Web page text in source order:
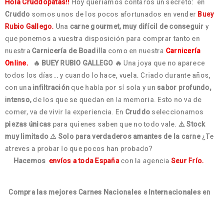
Hola Cruddópatas!! Hoy queríamos contaros un secreto: en
Cruddo somos unos de los pocos afortunados en vender Buey
Rubio Gallego. Una carne gourmet, muy difícil de conseguir y
que ponemos a vuestra disposición para comprar tanto en
nuestra Carnicería de Boadilla como en nuestra Carnicería
Online.
🔥 BUEY RUBIO GALLEGO 🔥 Una joya que no aparece
todos los días… y cuando lo hace, vuela. Criado durante años,
con una infiltración que habla por sí sola y un sabor profundo,
intenso,de los que se quedan en la memoria. Esto no va de
comer, va de vivir la experiencia. En Cruddo seleccionamos
piezas únicas para quienes saben que no todo vale. ⚠️ Stock
muy limitado ⚠️ Solo para verdaderos amantes de la carne¿Te
atreves a probar lo que pocos han probado?
Hacemos envíos a toda Españacon la agencia Seur Frío.
Compra las mejores Carnes Nacionales e Internacionales en